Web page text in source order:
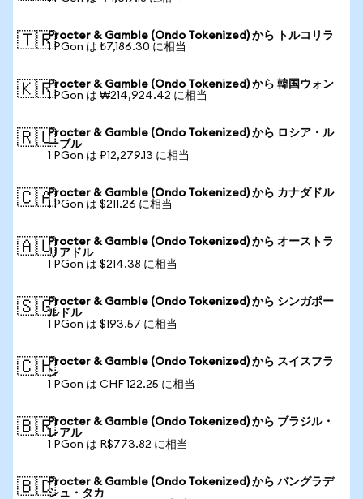
🇹🇷Procter & Gamble (Ondo Tokenized) から トルコリラ
1 PGon は ₺7,186.30 に相当
🇰🇷Procter & Gamble (Ondo Tokenized) から 韓国ウォン
1 PGon は ₩214,924.42 に相当
🇷🇺Procter & Gamble (Ondo Tokenized) から ロシア・ル
ーブル
1 PGon は ₽12,279.13 に相当
🇨🇦Procter & Gamble (Ondo Tokenized) から カナダドル
1 PGon は $211.26 に相当
🇦🇺Procter & Gamble (Ondo Tokenized) から オーストラ
リアドル
1 PGon は $214.38 に相当
🇸🇬Procter & Gamble (Ondo Tokenized) から シンガポー
ルドル
1 PGon は $193.57 に相当
🇨🇭Procter & Gamble (Ondo Tokenized) から スイスフラ
ン
1 PGon は CHF 122.25 に相当
🇧🇷Procter & Gamble (Ondo Tokenized) から ブラジル・
レアル
1 PGon は R$773.82 に相当
🇧🇩Procter & Gamble (Ondo Tokenized) から バングラデ
シュ・タカ